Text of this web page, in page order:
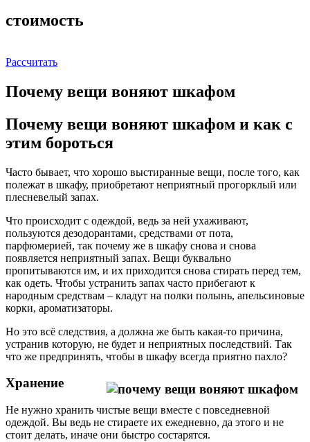
стоимость
Рассчитать
Почему вещи воняют шкафом
Почему вещи воняют шкафом и как с
этим бороться
Часто бывает, что хорошо выстиранные вещи, после того, как
полежат в шкафу, приобретают неприятный прогорклый или
плесневелый запах.
Что происходит с одеждой, ведь за ней ухаживают,
пользуются дезодорантами, средствами от пота,
парфюмерией, так почему же в шкафу снова и снова
появляется неприятный запах. Вещи буквально
пропитываются им, и их приходится снова стирать перед тем,
как одеть. Чтобы устранить запах часто прибегают к
народным средствам – кладут на полки полынь, апельсиновые
корки, ароматизаторы.
Но это всё следствия, а должна же быть какая-то причина,
устранив которую, не будет и неприятных последствий. Так
что же предпринять, чтобы в шкафу всегда приятно пахло?
Хранение
Не нужно хранить чистые вещи вместе с повседневной
одеждой. Вы ведь не стираете их ежедневно, да этого и не
стоит делать, иначе они быстро состарятся.